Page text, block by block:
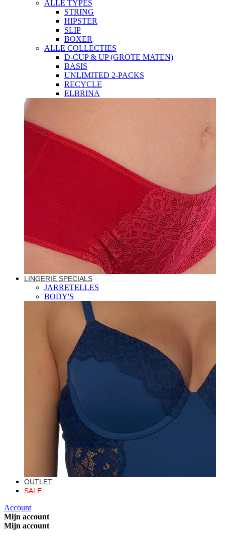
ALLE TYPES
STRING
HIPSTER
SLIP
BOXER
ALLE COLLECTIES
D-CUP & UP (GROTE MATEN)
BASIS
UNLIMITED 2-PACKS
RECYCLE
ELBRINA
LINGERIE SPECIALS
JARRETELLES
BODY'S
OUTLET
SALE
Account
Mijn account
Mijn account